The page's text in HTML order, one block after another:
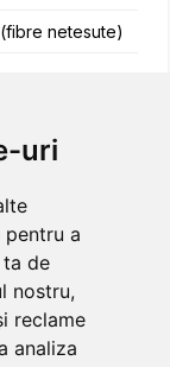
uri
a
de
nostru,
reclame
analiza
aduce
de copii
se
se
paneluri.
netesute)